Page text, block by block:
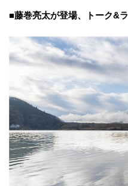
■藤巻亮太が登場、トーク&